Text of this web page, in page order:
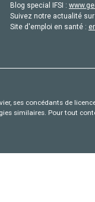
Blog special IFSI :
Suivez notre actualité
Site d'emploi en santé :
ses concédants de
similaires. Pour tout